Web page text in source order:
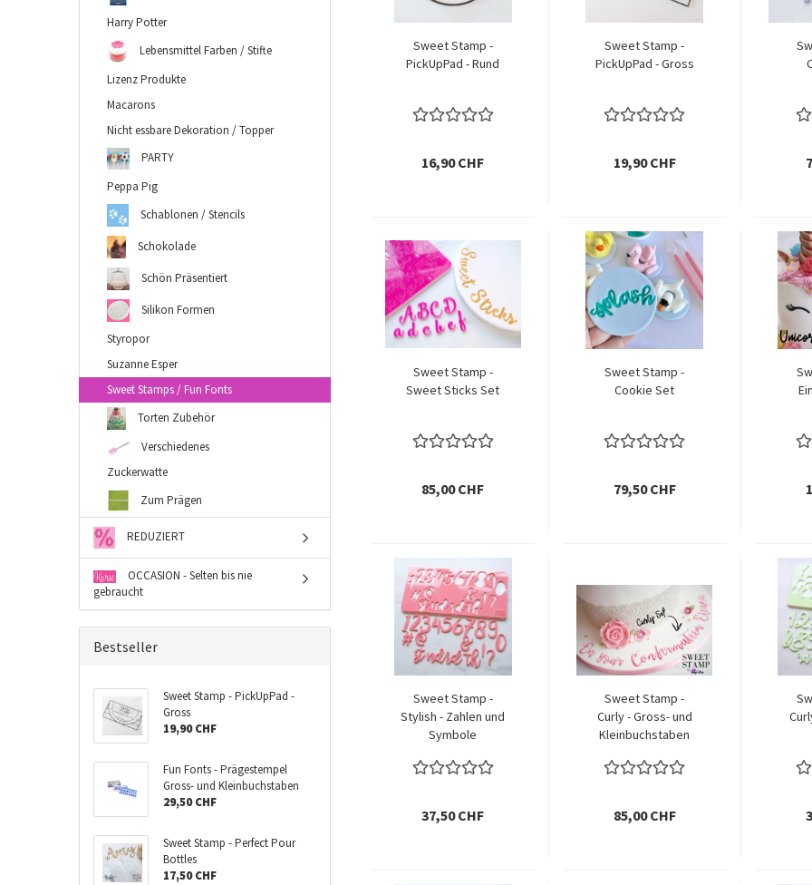
Sweet Stamp -
PickUpPad - Rund
16,90 CHF
Sweet Stamp -
PickUpPad - Gross
19,90 CHF
Sweet Stamp -
Sweet Sticks Set
85,00 CHF
Sweet Stamp -
Cookie Set
79,50 CHF
Sweet Stamp -
Stylish - Zahlen und
Symbole
37,50 CHF
Sweet Stamp -
Curly - Gross- und
Kleinbuchstaben
85,00 CHF
Harry Potter
Lebensmittel Farben / Stifte
Lizenz Produkte
Macarons
Nicht essbare Dekoration / Topper
PARTY
Peppa Pig
Schablonen / Stencils
Schokolade
Schön Präsentiert
Silikon Formen
Styropor
Suzanne Esper
Sweet Stamps / Fun Fonts
Torten Zubehör
Verschiedenes
Zuckerwatte
Zum Prägen
REDUZIERT
OCCASION - Selten bis nie
gebraucht
Bestseller
Sweet Stamp - PickUpPad -
Gross
19,90 CHF
Fun Fonts - Prägestempel
Gross- und Kleinbuchstaben
29,50 CHF
Sweet Stamp - Perfect Pour
Bottles
17,50 CHF